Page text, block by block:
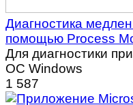
Диагностика
помощью Process
Для диагностики
ОС Windows
1 587